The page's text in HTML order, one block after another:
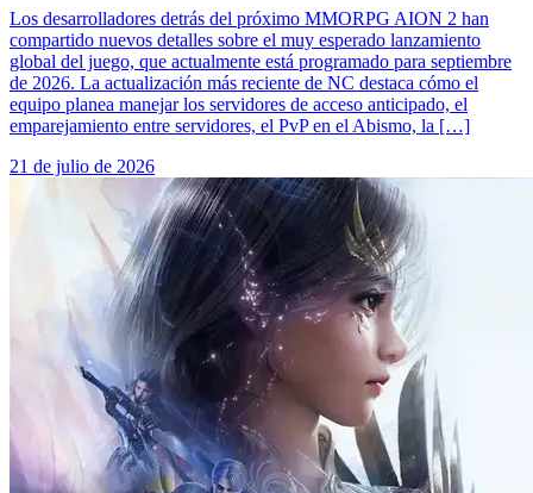
Los desarrolladores detrás del próximo MMORPG AION 2 han
compartido nuevos detalles sobre el muy esperado lanzamiento
global del juego, que actualmente está programado para septiembre
de 2026. La actualización más reciente de NC destaca cómo el
equipo planea manejar los servidores de acceso anticipado, el
emparejamiento entre servidores, el PvP en el Abismo, la […]
21 de julio de 2026